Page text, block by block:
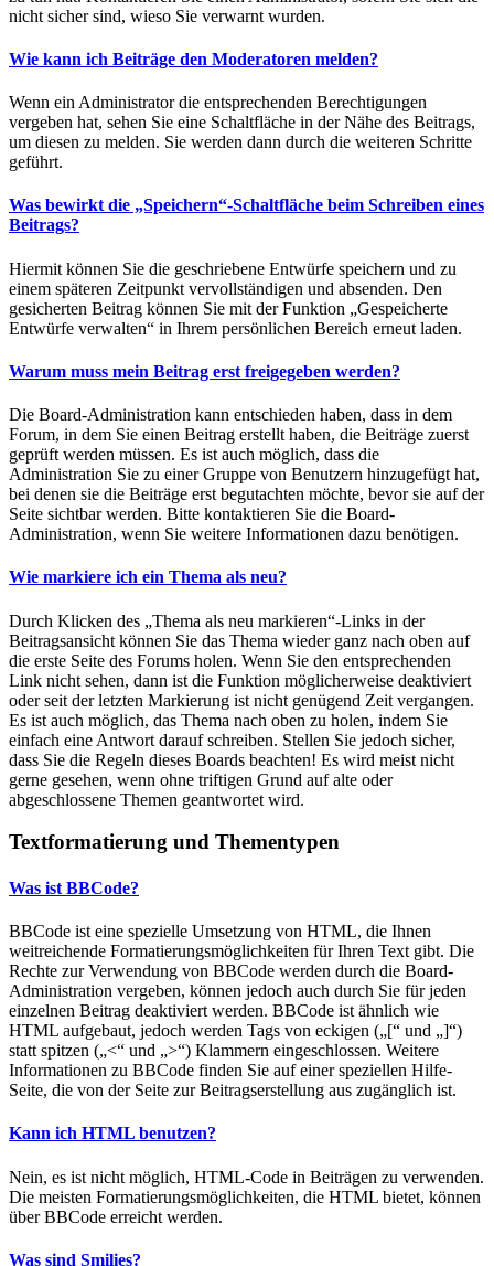
nicht sicher sind, wieso Sie verwarnt wurden.
Wie kann ich Beiträge den Moderatoren melden?
Wenn ein Administrator die entsprechenden Berechtigungen
vergeben hat, sehen Sie eine Schaltfläche in der Nähe des Beitrags,
um diesen zu melden. Sie werden dann durch die weiteren Schritte
geführt.
Was bewirkt die „Speichern“-Schaltfläche beim Schreiben eines
Beitrags?
Hiermit können Sie die geschriebene Entwürfe speichern und zu
einem späteren Zeitpunkt vervollständigen und absenden. Den
gesicherten Beitrag können Sie mit der Funktion „Gespeicherte
Entwürfe verwalten“ in Ihrem persönlichen Bereich erneut laden.
Warum muss mein Beitrag erst freigegeben werden?
Die Board-Administration kann entschieden haben, dass in dem
Forum, in dem Sie einen Beitrag erstellt haben, die Beiträge zuerst
geprüft werden müssen. Es ist auch möglich, dass die
Administration Sie zu einer Gruppe von Benutzern hinzugefügt hat,
bei denen sie die Beiträge erst begutachten möchte, bevor sie auf der
Seite sichtbar werden. Bitte kontaktieren Sie die Board-
Administration, wenn Sie weitere Informationen dazu benötigen.
Wie markiere ich ein Thema als neu?
Durch Klicken des „Thema als neu markieren“-Links in der
Beitragsansicht können Sie das Thema wieder ganz nach oben auf
die erste Seite des Forums holen. Wenn Sie den entsprechenden
Link nicht sehen, dann ist die Funktion möglicherweise deaktiviert
oder seit der letzten Markierung ist nicht genügend Zeit vergangen.
Es ist auch möglich, das Thema nach oben zu holen, indem Sie
einfach eine Antwort darauf schreiben. Stellen Sie jedoch sicher,
dass Sie die Regeln dieses Boards beachten! Es wird meist nicht
gerne gesehen, wenn ohne triftigen Grund auf alte oder
abgeschlossene Themen geantwortet wird.
Textformatierung und Thementypen
Was ist BBCode?
BBCode ist eine spezielle Umsetzung von HTML, die Ihnen
weitreichende Formatierungsmöglichkeiten für Ihren Text gibt. Die
Rechte zur Verwendung von BBCode werden durch die Board-
Administration vergeben, können jedoch auch durch Sie für jeden
einzelnen Beitrag deaktiviert werden. BBCode ist ähnlich wie
HTML aufgebaut, jedoch werden Tags von eckigen („[“ und „]“)
statt spitzen („<“ und „>“) Klammern eingeschlossen. Weitere
Informationen zu BBCode finden Sie auf einer speziellen Hilfe-
Seite, die von der Seite zur Beitragserstellung aus zugänglich ist.
Kann ich HTML benutzen?
Nein, es ist nicht möglich, HTML-Code in Beiträgen zu verwenden.
Die meisten Formatierungsmöglichkeiten, die HTML bietet, können
über BBCode erreicht werden.
Was sind Smilies?